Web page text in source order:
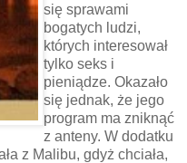
się sprawami
bogatych ludzi,
których interesował
tylko seks i
pieniądze. Okazało
się jednak, że jego
program ma zniknąć
z anteny. W dodatku
z Malibu, gdyż chciała,